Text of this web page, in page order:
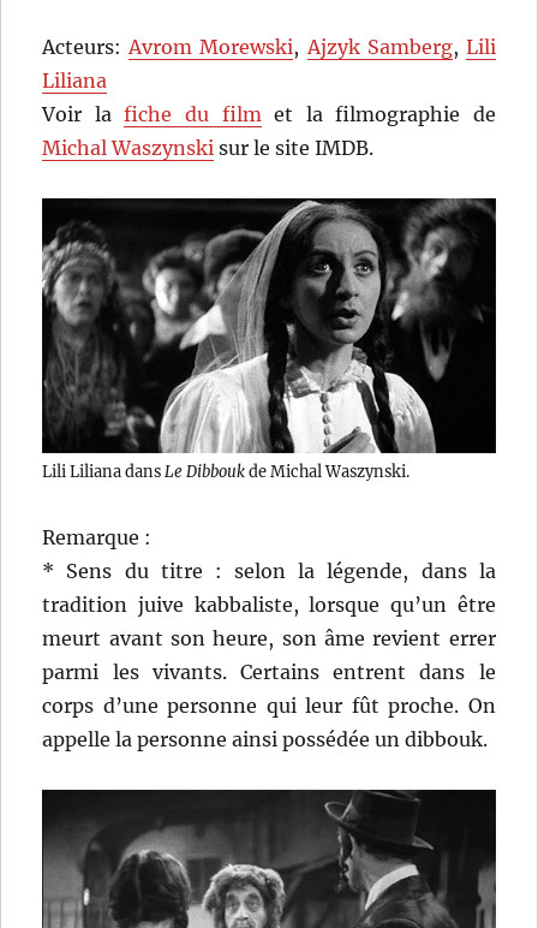
Acteurs:Avrom Morewski,Ajzyk Samberg, Lili
Liliana
Voir lafiche du filmet la filmographie de
Michal Waszynski sur le site IMDB.
Lili Liliana dansLe Dibboukde Michal Waszynski.
Remarque :
* Sens du titre : selon la légende, dans la
tradition juive kabbaliste, lorsque qu’un être
meurt avant son heure, son âme revient errer
parmi les vivants. Certains entrent dans le
corps d’une personne qui leur fût proche. On
appelle la personne ainsi possédée un dibbouk.